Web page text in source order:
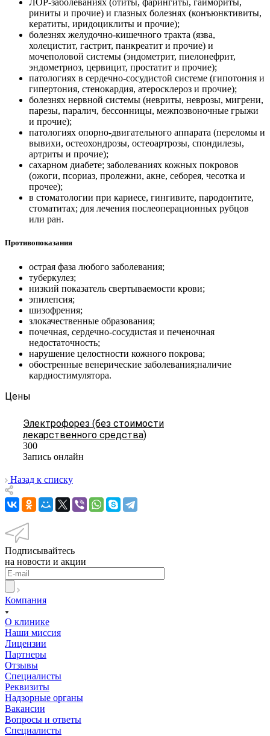
ЛОР-заболеваниях (отиты, фарингиты, гаймориты,
риниты и прочие) и глазных болезнях (конъюнктивиты,
кератиты, иридоциклиты и прочие);
болезнях желудочно-кишечного тракта (язва,
холецистит, гастрит, панкреатит и прочие) и
мочеполовой системы (эндометрит, пиелонефрит,
эндометриоз, цервицит, простатит и прочие);
патологиях в сердечно-сосудистой системе (гипотония и
гипертония, стенокардия, атеросклероз и прочие);
болезнях нервной системы (невриты, неврозы, мигрени,
парезы, паралич, бессонницы, межпозвоночные грыжи
и прочие);
патологиях опорно-двигательного аппарата (переломы и
вывихи, остеохондрозы, остеоартрозы, спондилезы,
артриты и прочие);
сахарном диабете; заболеваниях кожных покровов
(ожоги, псориаз, пролежни, акне, себорея, чесотка и
прочее);
в стоматологии при кариесе, гингивите, пародонтите,
стоматитах; для лечения послеоперационных рубцов
или ран.
Противопоказания
острая фаза любого заболевания;
туберкулез;
низкий показатель свертываемости крови;
эпилепсия;
шизофрения;
злокачественные образования;
почечная, сердечно-сосудистая и печеночная
недостаточность;
нарушение целостности кожного покрова;
обостренные венерические заболевания;наличие
кардиостимулятора.
Цены
Электрофорез (без стоимости
лекарственного средства)
300
Запись онлайн
Назад к списку
Подписывайтесь
на новости и акции
Компания
О клинике
Наши миссия
Лицензии
Партнеры
Отзывы
Специалисты
Реквизиты
Надзорные органы
Вакансии
Вопросы и ответы
Специалисты